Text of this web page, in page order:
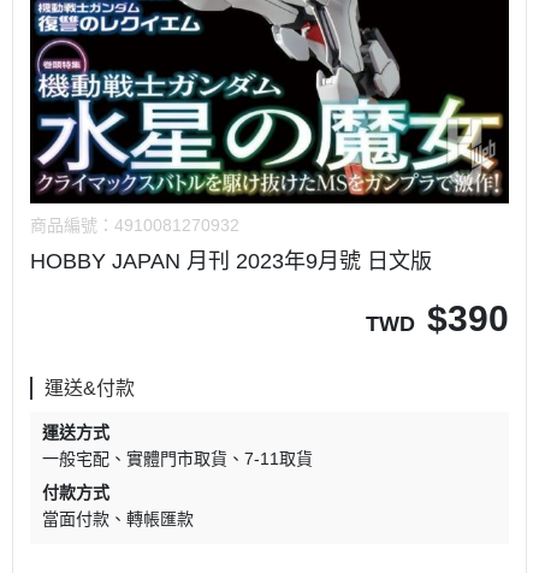
商品編號： 4910081270932
HOBBY JAPAN 月刊 2023年9月號 日文版
TWD $390
運送&付款
運送方式
一般宅配
實體門市取貨
7-11取貨
付款方式
當面付款
轉帳匯款